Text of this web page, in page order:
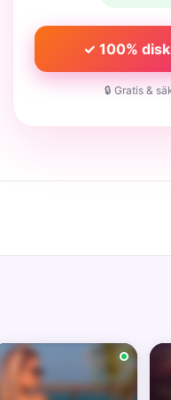
✓ 100%
🔒 Gratis &